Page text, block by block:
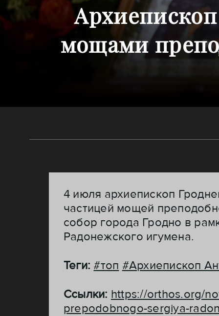
мощами
4 июля архиепископ
частицей мощей
собор города Гродно в
Радонежского игумена.
Теги:#топ #Архиепископ
Ссылки: https://orthos.org/
prepodobnogo-sergiya-